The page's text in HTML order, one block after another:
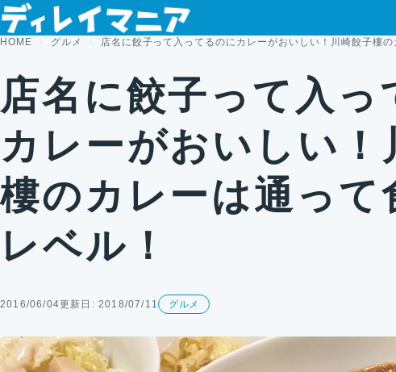
コンテンツへスキップ
HOME グルメ 店名に餃子って入ってるのにカレーがおいしい！川崎餃子樓の
店名に餃子って入っ
カレーがおいしい！
樓のカレーは通って
レベル！
2016/06/04更新日: 2018/07/11 グルメ